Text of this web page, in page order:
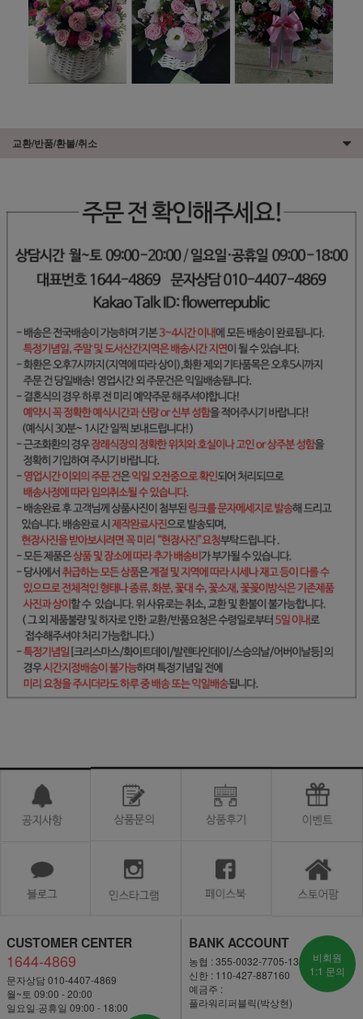
교환/반품/환불/취소
CUSTOMER CENTER
1644-4869
문자상담 010-4407-4869
월~토 09:00 - 20:00
일요일·공휴일 09:00 - 18:00
BANK ACCOUNT
농협 : 355-0032-7705-13
신한 : 110-427-887160
예금주 :
플라워리퍼블릭(박상현)
비회원
1:1 문의